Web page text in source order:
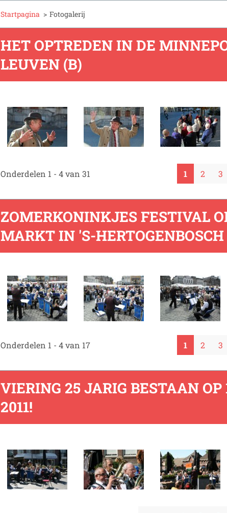
Startpagina > Fotogalerij
HET OPTREDEN IN DE
LEUVEN (B)
Onderdelen 1 - 4 van 31 1 2 3
ZOMERKONINKJES FESTIVAL
MARKT IN 'S-HERTOGENBOSCH
Onderdelen 1 - 4 van 17 1 2 3
VIERING 25 JARIG BESTAAN OP
2011!